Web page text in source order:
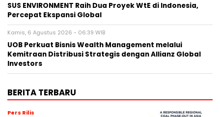
SUS ENVIRONMENT Raih Dua Proyek WtE di Indonesia,
Percepat Ekspansi Global
Kamis, 6 Agustus 2026 - 06:39 WIB
UOB Perkuat Bisnis Wealth Management melalui
Kemitraan Distribusi Strategis dengan Allianz Global
Investors
BERITA TERBARU
Pers Rilis